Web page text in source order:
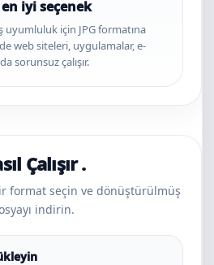
iyi seçenek
uyumluluk için JPG formatına
web siteleri, uygulamalar, e-
sorunsuz çalışır.
Çalışır .
format seçin ve dönüştürülmüş
indirin.